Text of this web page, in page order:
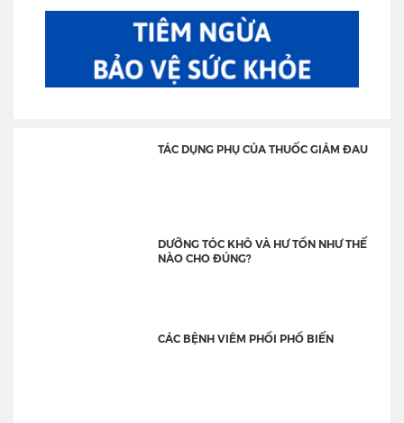
TÁC DỤNG PHỤ CỦA THUỐC GIẢM ĐAU
DƯỠNG TÓC KHÔ VÀ HƯ TỔN NHƯ THẾ
NÀO CHO ĐÚNG?
CÁC BỆNH VIÊM PHỔI PHỔ BIẾN